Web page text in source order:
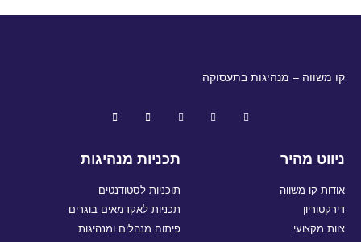
קו משווה – מנהיגות בתעסוקה
ניווט מהיר
אודות קו משווה
דירקטוריון
צוות מקצועי
תכניות מנהיגות
תוכניות לסטודנטים
תכניות לאקדמאים בוגרים
פיתוח מנהלים ומנהיגות